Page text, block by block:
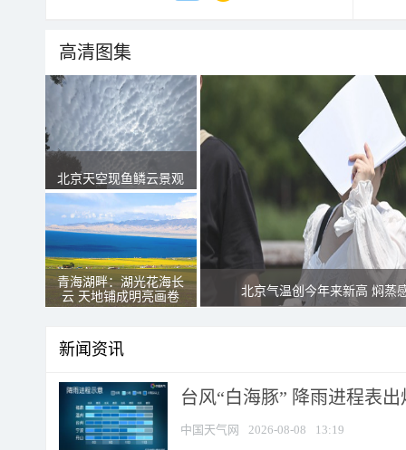
高清图集
北京天空现鱼鳞云景观
青海湖畔：湖光花海长
云 天地铺成明亮画卷
北京气温创今年来新高 焖蒸
新闻资讯
台风“白海豚” 降雨进程表
中国天气网 2026-08-08 13:19